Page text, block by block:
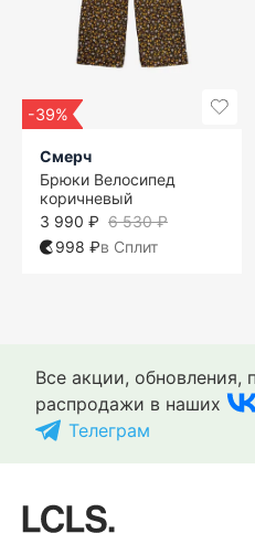
-39%
Смерч
Брюки Велосипед
коричневый
6 530 ₽
3 990 ₽
998 ₽в Сплит
Все акции,
распродажи в наших
Телеграм